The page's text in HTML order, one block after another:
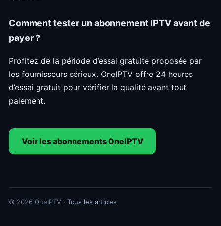
Comment tester un abonnement IPTV avant de
payer ?
Profitez de la période d’essai gratuite proposée par
les fournisseurs sérieux. OneIPTV offre 24 heures
d’essai gratuit pour vérifier la qualité avant tout
paiement.
Voir les abonnements OneIPTV
© 2026 OneIPTV · Tous les articles